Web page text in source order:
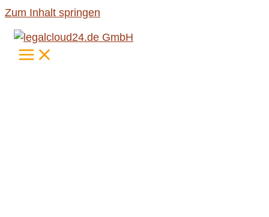
Zum Inhalt springen